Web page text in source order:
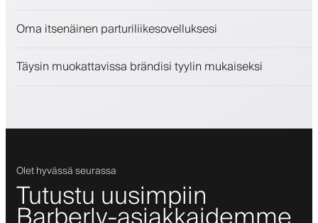
Sitouta asiakkaita kanta-asiakasohjelmalla
Oma itsenäinen parturiliikesovelluksesi
Täysin muokattavissa brändisi tyylin mukaiseksi
Olet hyvässä seurassa
Tutustu uusimpiin